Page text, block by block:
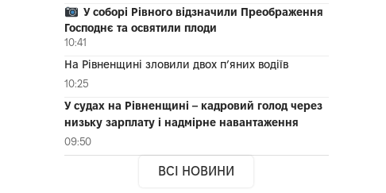
У соборі Рівного відзначили Преображення
Господнє та освятили плоди
10:41
На Рівненщині зловили двох п’яних водіїв
10:25
У судах на Рівненщині – кадровий голод через
низьку зарплату і надмірне навантаження
09:50
ВСІ НОВИНИ